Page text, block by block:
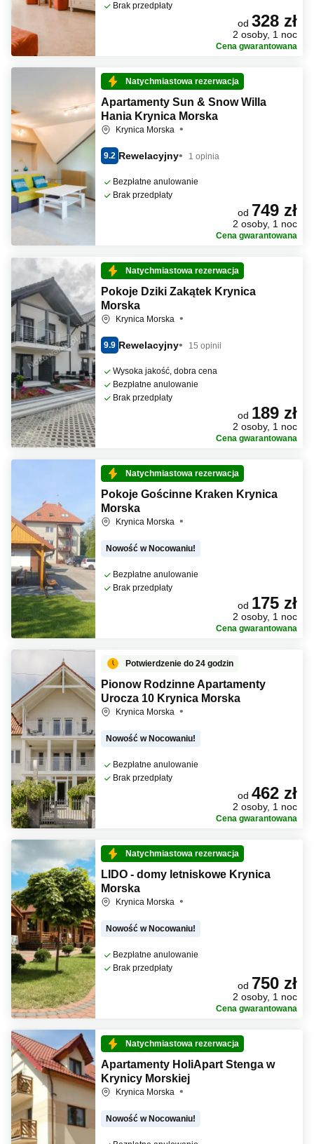
Brak przedpłaty
od 328 zł
2 osoby, 1 noc
Cena gwarantowana
Natychmiastowa rezerwacja
Apartamenty Sun & Snow Willa
Hania Krynica Morska
Krynica Morska
9.2 Rewelacyjny 1 opinia
Bezpłatne anulowanie
Brak przedpłaty
od 749 zł
2 osoby, 1 noc
Cena gwarantowana
Natychmiastowa rezerwacja
Pokoje Dziki Zakątek Krynica
Morska
Krynica Morska
9.9 Rewelacyjny 15 opinii
Wysoka jakość, dobra cena
Bezpłatne anulowanie
Brak przedpłaty
od 189 zł
2 osoby, 1 noc
Cena gwarantowana
Natychmiastowa rezerwacja
Pokoje Gościnne Kraken Krynica
Morska
Krynica Morska
Nowość w Nocowaniu!
Bezpłatne anulowanie
Brak przedpłaty
od 175 zł
2 osoby, 1 noc
Cena gwarantowana
Potwierdzenie do 24 godzin
Pionow Rodzinne Apartamenty
Urocza 10 Krynica Morska
Krynica Morska
Nowość w Nocowaniu!
Bezpłatne anulowanie
Brak przedpłaty
od 462 zł
2 osoby, 1 noc
Cena gwarantowana
Natychmiastowa rezerwacja
LIDO - domy letniskowe Krynica
Morska
Krynica Morska
Nowość w Nocowaniu!
Bezpłatne anulowanie
Brak przedpłaty
od 750 zł
2 osoby, 1 noc
Cena gwarantowana
Natychmiastowa rezerwacja
Apartamenty HoliApart Stenga w
Krynicy Morskiej
Krynica Morska
Nowość w Nocowaniu!